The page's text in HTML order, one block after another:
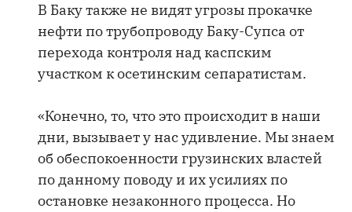
В Баку также не видят угрозы прокачке
нефти по трубопроводу Баку-Супса от
перехода контроля над каспским
участком к осетинским сепаратистам.
«Конечно, то, что это происходит в наши
дни, вызывает у нас удивление. Мы знаем
об обеспокоенности грузинских властей
по данному поводу и их усилиях по
остановке незаконного процесса. Но